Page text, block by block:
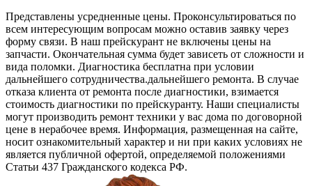
Представлены усредненные цены. Проконсультироваться по
всем интересующим вопросам можно оставив заявку через
форму связи. В наш прейскурант не включены цены на
запчасти. Окончательная сумма будет зависеть от сложности и
вида поломки. Диагностика бесплатна при условии
дальнейшего сотрудничества.дальнейшего ремонта. В случае
отказа клиента от ремонта после диагностики, взимается
стоимость диагностики по прейскуранту. Наши специалисты
могут производить ремонт техники у вас дома по договорной
цене в нерабочее время. Информация, размещенная на сайте,
носит ознакомительный характер и ни при каких условиях не
является публичной офертой, определяемой положениями
Статьи 437 Гражданского кодекса РФ.